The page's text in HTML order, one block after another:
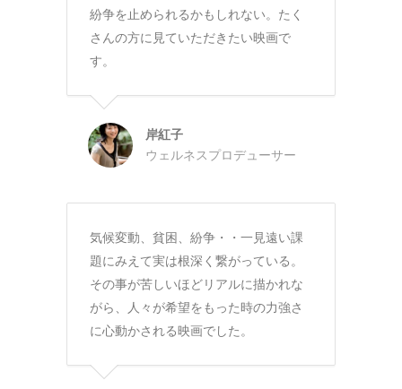
紛争を止められるかもしれない。たく
さんの方に見ていただきたい映画で
す。
岸紅子
ウェルネスプロデューサー
気候変動、貧困、紛争・・一見遠い課
題にみえて実は根深く繋がっている。
その事が苦しいほどリアルに描かれな
がら、人々が希望をもった時の力強さ
に心動かされる映画でした。